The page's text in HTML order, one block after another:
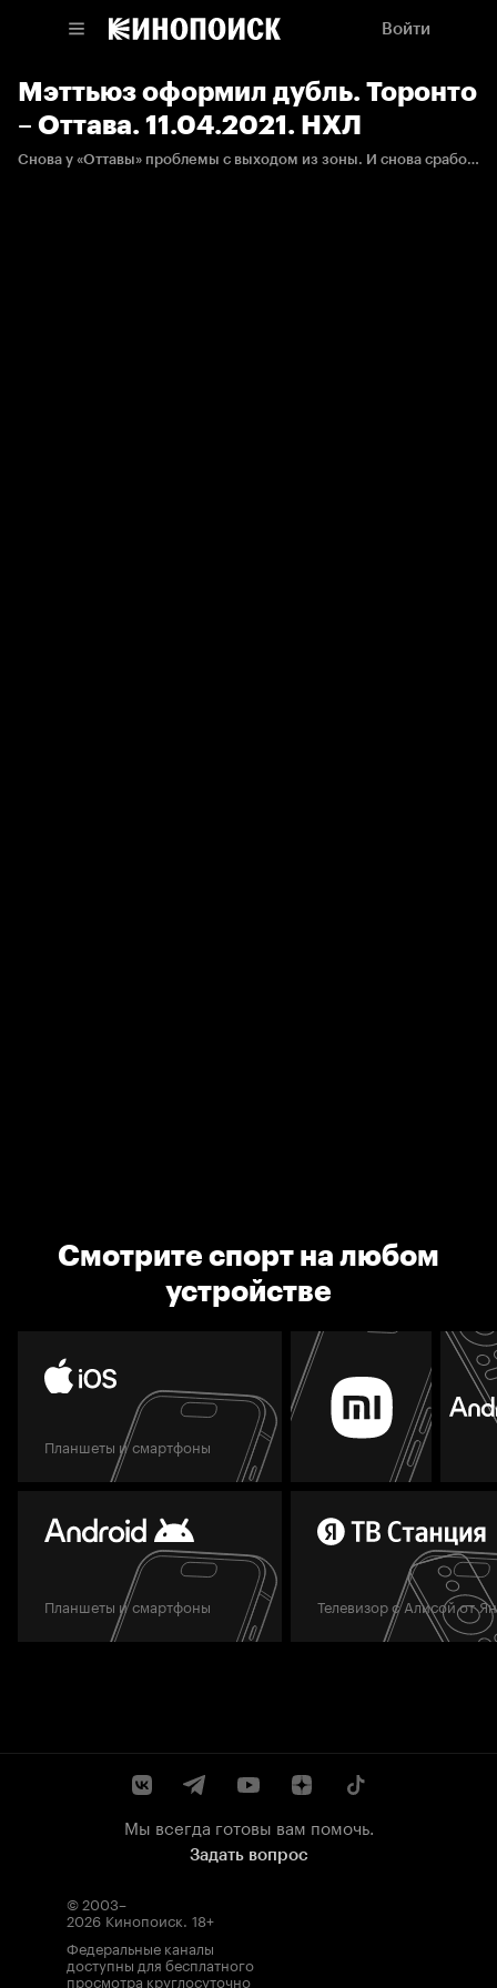
Войти
Мэттьюз оформил дубль. Торонто
– Оттава. 11.04.2021. НХЛ
Снова у «Оттавы» проблемы с выходом из зоны. И снова сработала связка Марнер - Мэттьюз, и последний с острого угла забрасывает вторую шайбу в этом матче.
Смотрите спорт на любом
устройстве
Планшеты и смартфоны
Планшеты и смартфоны Телевизор с Алисой от
Мы всегда готовы вам помочь.
Задать вопрос
© 2003–
2026 Кинопоиск. 18+
Федеральные каналы
доступны для бесплатного
просмотра круглосуточно